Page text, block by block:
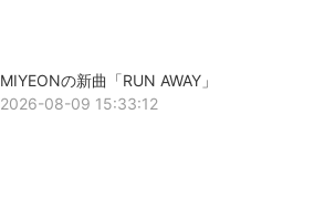
MIYEONの新曲「RUN AWAY」
2026-08-09 15:33:12